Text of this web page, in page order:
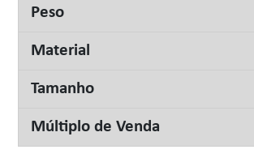
Peso
Material
Tamanho
Múltiplo de Venda